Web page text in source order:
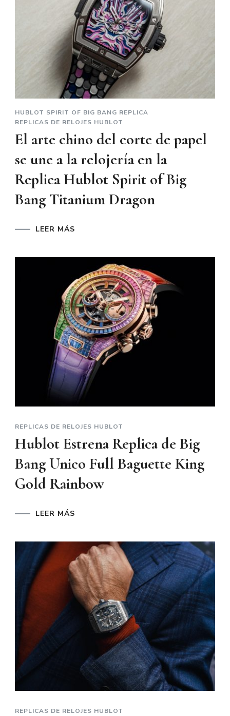
HUBLOT SPIRIT OF BIG BANG REPLICA
REPLICAS DE RELOJES HUBLOT
El arte chino del corte de papel
se une a la relojería en la
Replica Hublot Spirit of Big
Bang Titanium Dragon
LEER MÁS
REPLICAS DE RELOJES HUBLOT
Hublot Estrena Replica de Big
Bang Unico Full Baguette King
Gold Rainbow
LEER MÁS
REPLICAS DE RELOJES HUBLOT